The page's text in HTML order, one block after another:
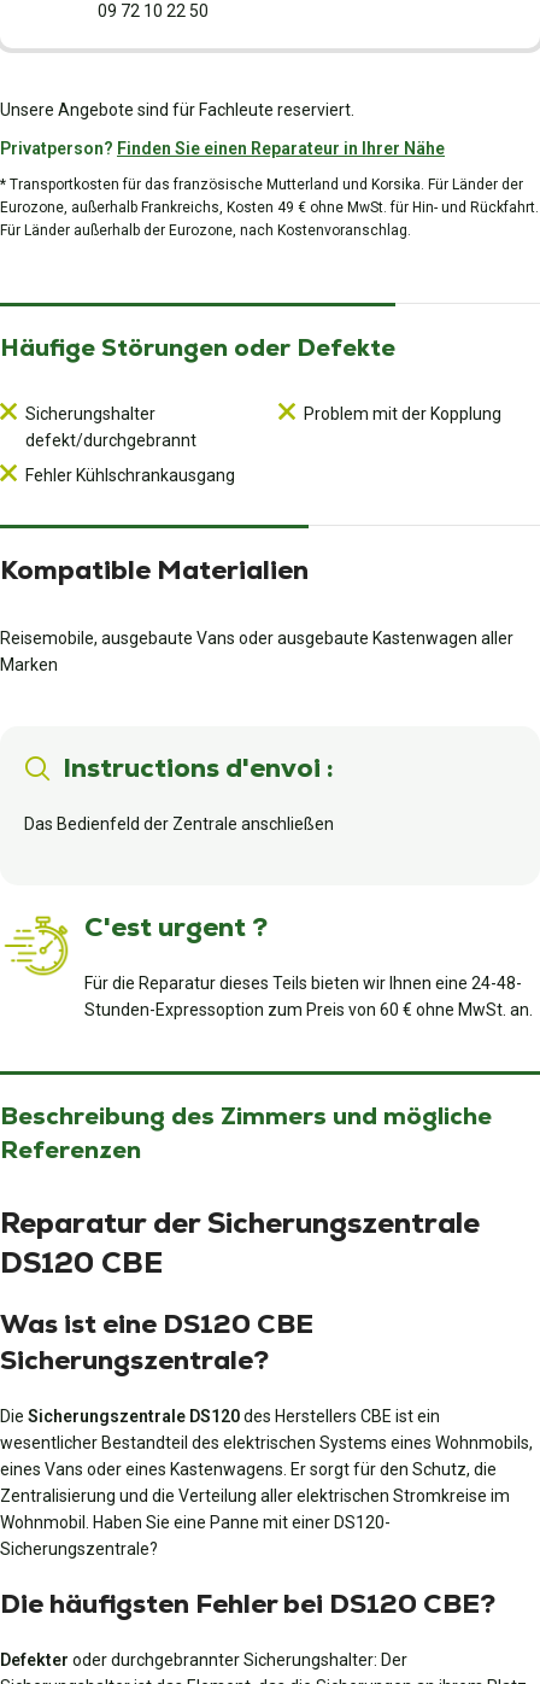
09 72 10 22 50
Unsere Angebote sind für Fachleute reserviert.
Privatperson? Finden Sie einen Reparateur in Ihrer Nähe
* Transportkosten für das französische Mutterland und Korsika. Für Länder der
Eurozone, außerhalb Frankreichs, Kosten 49 € ohne MwSt. für Hin- und Rückfahrt.
Für Länder außerhalb der Eurozone, nach Kostenvoranschlag.
Häufige Störungen oder Defekte
Sicherungshalter
defekt/durchgebrannt
Fehler Kühlschrankausgang
Problem mit der Kopplung
Kompatible Materialien
Reisemobile, ausgebaute Vans oder ausgebaute Kastenwagen aller
Marken
Instructions d'envoi :
Das Bedienfeld der Zentrale anschließen
C'est urgent ?
Für die Reparatur dieses Teils bieten wir Ihnen eine 24-48-
Stunden-Expressoption zum Preis von 60 € ohne MwSt. an.
Beschreibung des Zimmers und mögliche
Referenzen
Reparatur der Sicherungszentrale
DS120 CBE
Was ist eine DS120 CBE
Sicherungszentrale?
Die Sicherungszentrale DS120des Herstellers CBE ist ein
wesentlicher Bestandteil des elektrischen Systems eines Wohnmobils,
eines Vans oder eines Kastenwagens. Er sorgt für den Schutz, die
Zentralisierung und die Verteilung aller elektrischen Stromkreise im
Wohnmobil. Haben Sie eine Panne mit einer DS120-
Sicherungszentrale?
Die häufigsten Fehler bei DS120 CBE?
Defekter oder durchgebrannter Sicherungshalter: Der